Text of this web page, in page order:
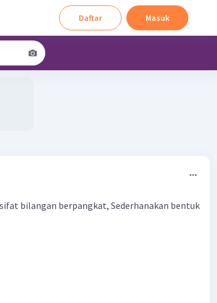
Daftar Masuk
bilangan berpangkat, Sederhanakan bentuk